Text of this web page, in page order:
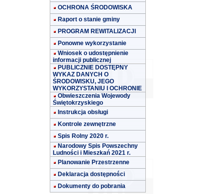
OCHRONA ŚRODOWISKA
Raport o stanie gminy
PROGRAM REWITALIZACJI
Ponowne wykorzystanie
Wniosek o udostępnienie
informacji publicznej
PUBLICZNIE DOSTĘPNY
WYKAZ DANYCH O
ŚRODOWISKU, JEGO
WYKORZYSTANIU I OCHRONIE
Obwieszczenia Wojewody
Świętokrzyskiego
Instrukcja obsługi
Kontrole zewnętrzne
Spis Rolny 2020 r.
Narodowy Spis Powszechny
Ludności i Mieszkań 2021 r.
Planowanie Przestrzenne
Deklaracja dostępności
Dokumenty do pobrania